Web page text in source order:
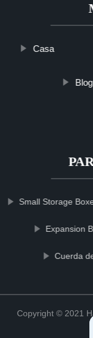
Casa
Blog
Small Storage
Expansion
Cuerda
Copyright © 2021